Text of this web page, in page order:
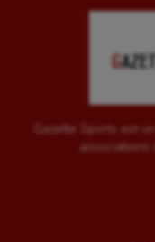
Gazette Sports est
associations